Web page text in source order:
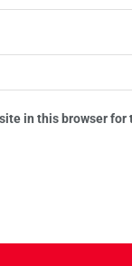
in this browser